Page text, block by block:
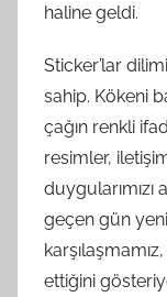
haline geldi.
Sticker’lar
sahip. Kökeni
çağın renkli
resimler,
duygularımızı
geçen gün
ettiğini